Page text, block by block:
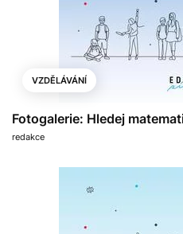
VZDĚLÁVÁNÍ
Fotogalerie: Hledej
redakce